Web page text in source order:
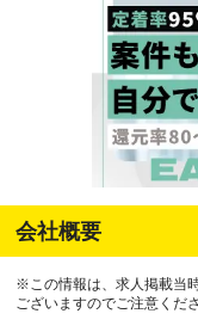
会社概要
※この情報は、求人掲載当
ございますのでご注意くださ